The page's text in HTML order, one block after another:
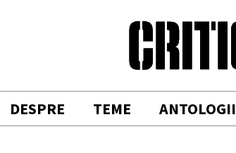
DESPRE TEME ANTOLOGII